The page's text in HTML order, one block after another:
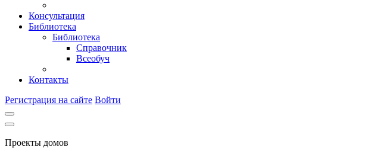
Консультация
Библиотека
Библиотека
Справочник
Всеобуч
Контакты
Регистрация на сайте Войти
Проекты домов